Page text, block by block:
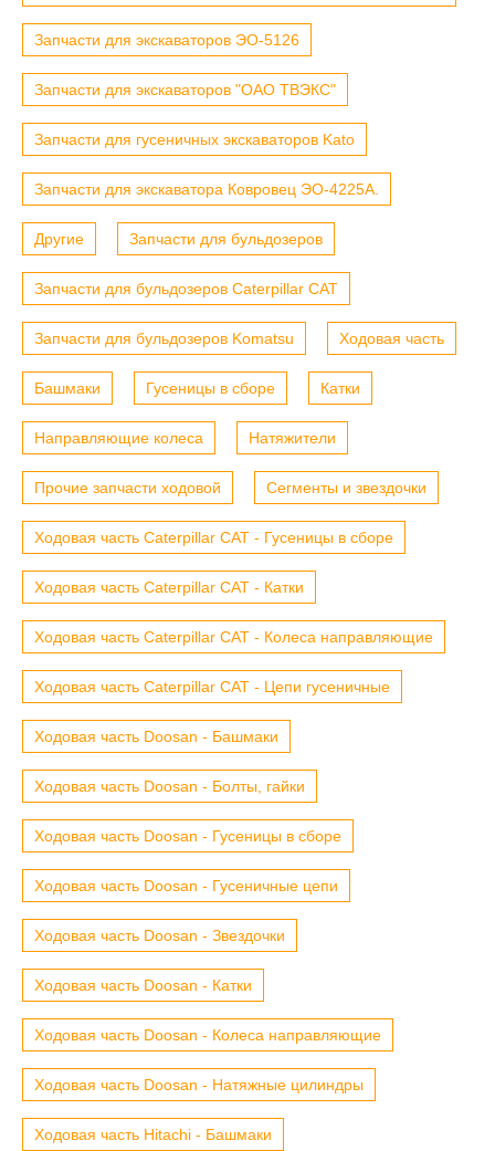
Запчасти для экскаваторов ЭО-5126
Запчасти для экскаваторов "ОАО ТВЭКС"
Запчасти для гусеничных экскаваторов Kato
Запчасти для экскаватора Ковровец ЭО-4225А.
Другие Запчасти для бульдозеров
Запчасти для бульдозеров Caterpillar CAT
Запчасти для бульдозеров Komatsu Ходовая часть
Башмаки Гусеницы в сборе Катки
Направляющие колеса Натяжители
Прочие запчасти ходовой Сегменты и звездочки
Ходовая часть Caterpillar CAT - Гусеницы в сборе
Ходовая часть Caterpillar CAT - Катки
Ходовая часть Caterpillar CAT - Колеса направляющие
Ходовая часть Caterpillar CAT - Цепи гусеничные
Ходовая часть Doosan - Башмаки
Ходовая часть Doosan - Болты, гайки
Ходовая часть Doosan - Гусеницы в сборе
Ходовая часть Doosan - Гусеничные цепи
Ходовая часть Doosan - Звездочки
Ходовая часть Doosan - Катки
Ходовая часть Doosan - Колеса направляющие
Ходовая часть Doosan - Натяжные цилиндры
Ходовая часть Hitachi - Башмаки